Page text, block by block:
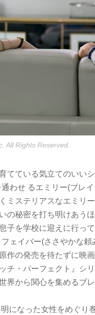
All Rights Reserved.
てている気立てのいい
わせ るエミリー(ブレ
ミステリアスなエミリー
の秘密を打ち明けあう
子を学校に迎えに行っ
ェイバー(ささやかな頼
作の発売を待たずに映
チ・パーフェクト』シ
界から関心を集めるブ
になった女性をめぐり